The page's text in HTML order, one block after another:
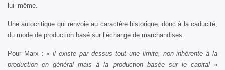
lui–même.
Une autocritique qui renvoie au caractère historique, donc à la caducité,
du mode de production basé sur l’échange de marchandises.
Pour Marx : «il existe par dessus tout une limite, non inhérente à la
production en général mais à la production basée sur le capital»